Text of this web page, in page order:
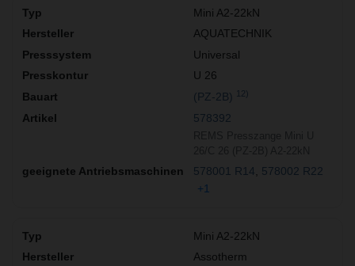
Mini A2-22kN
AQUATECHNIK
Universal
U 26
(PZ-2B)
12)
578392
578001 R14
578002 R22
+1
Mini A2-22kN
Assotherm